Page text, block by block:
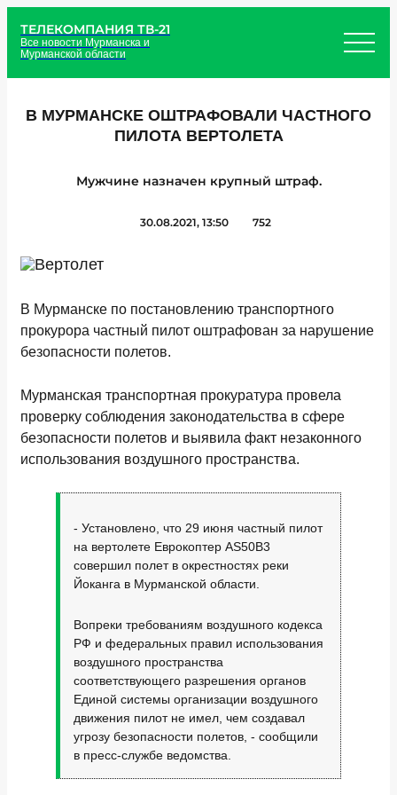
ТЕЛЕКОМПАНИЯ ТВ-21
Все новости Мурманска и
Мурманской области
В МУРМАНСКЕ ОШТРАФОВАЛИ ЧАСТНОГО
ПИЛОТА ВЕРТОЛЕТА
Мужчине назначен крупный штраф.
30.08.2021, 13:50 752
В Мурманске по постановлению транспортного
прокурора частный пилот оштрафован за нарушение
безопасности полетов.
Мурманская транспортная прокуратура провела
проверку соблюдения законодательства в сфере
безопасности полетов и выявила факт незаконного
использования воздушного пространства.
- Установлено, что 29 июня частный пилот
на вертолете Еврокоптер AS50B3
совершил полет в окрестностях реки
Йоканга в Мурманской области.
Вопреки требованиям воздушного кодекса
РФ и федеральных правил использования
воздушного пространства
соответствующего разрешения органов
Единой системы организации воздушного
движения пилот не имел, чем создавал
угрозу безопасности полетов, - сообщили
в пресс-службе ведомства.